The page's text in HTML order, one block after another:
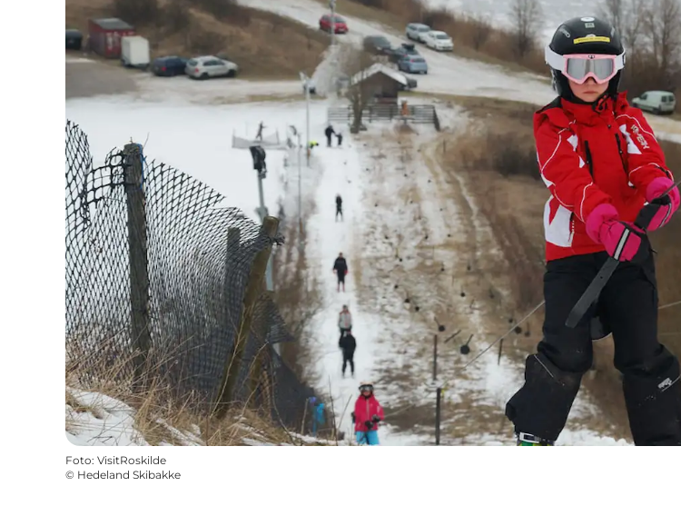
Foto: VisitRoskilde
© Hedeland Skibakke